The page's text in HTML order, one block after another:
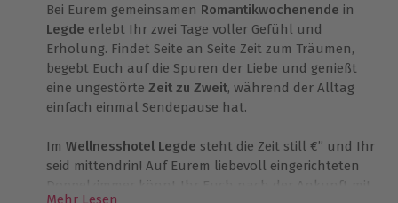
Bei Eurem gemeinsamen Romantikwochenende in
Legde erlebt Ihr zwei Tage voller Gefühl und
Erholung. Findet Seite an Seite Zeit zum Träumen,
begebt Euch auf die Spuren der Liebe und genießt
eine ungestörte Zeit zu Zweit, während der Alltag
einfach einmal Sendepause hat.
Im Wellnesshotel Legde steht die Zeit still €” und Ihr
seid mittendrin! Auf Eurem liebevoll eingerichteten
Doppelzimmer könnt Ihr Euch nach der Ankunft mit
Mehr Lesen